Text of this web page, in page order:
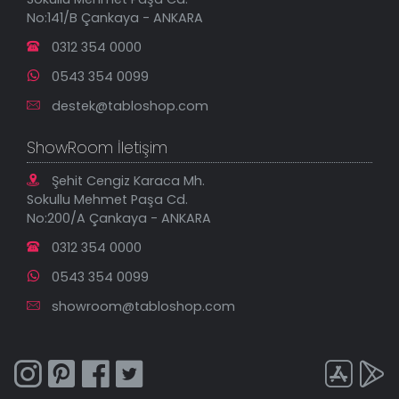
En Çok Satılanlar
İndirimli Tablolar
No:141/B Çankaya - ANKARA
0312 354 0000
0543 354 0099
destek@tabloshop.com
ShowRoom İletişim
Şehit Cengiz Karaca Mh.
Sokullu Mehmet Paşa Cd.
No:200/A Çankaya - ANKARA
0312 354 0000
0543 354 0099
showroom@tabloshop.com